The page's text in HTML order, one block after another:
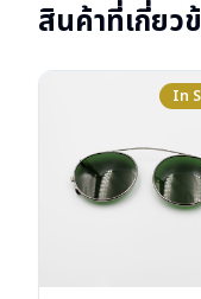
สินค้าที่เกี่ยว
In